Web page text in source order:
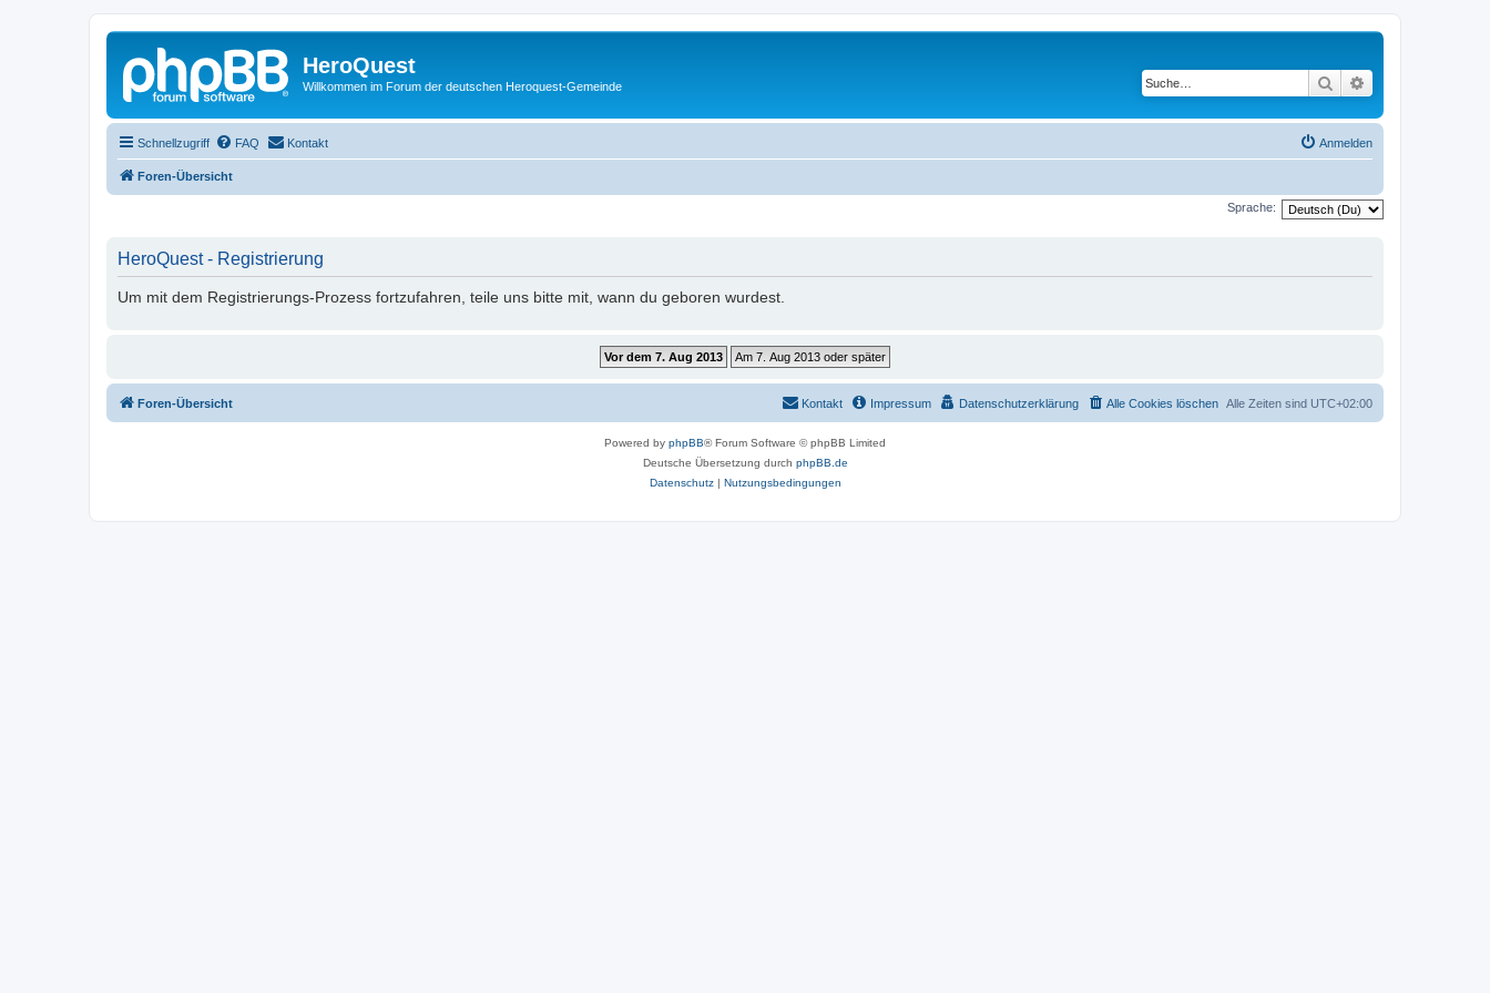
HeroQuest
Willkommen im Forum der deutschen Heroquest-Gemeinde Suche
Schnellzugriff FAQ Kontakt Anmelden
Foren-Übersicht
Sprache:
HeroQuest - Registrierung
Um mit dem Registrierungs-Prozess fortzufahren, teile uns bitte mit, wann du geboren wurdest.
Foren-Übersicht Alle Zeiten sind UTC+02:00
Alle Cookies löschen
Datenschutzerklärung
Impressum
Kontakt
Powered by phpBB® Forum Software © phpBB Limited
Deutsche Übersetzung durch phpBB.de
Datenschutz| Nutzungsbedingungen